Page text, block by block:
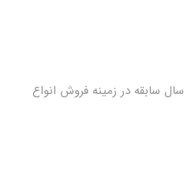
با بیش از ۲۰ سال سابقه در زمینه فروش انواع